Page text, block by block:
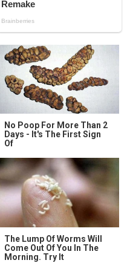
No Poop For More Than 2
Days - It's The First Sign
Of
The Lump Of Worms Will
Come Out Of You In The
Morning. Try It